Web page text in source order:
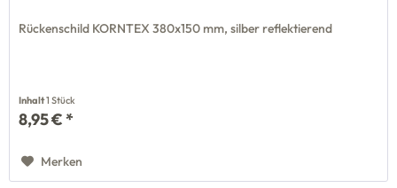
Rückenschild KORNTEX 380x150 mm, silber reflektierend
Inhalt1 Stück
8,95 € *
Merken